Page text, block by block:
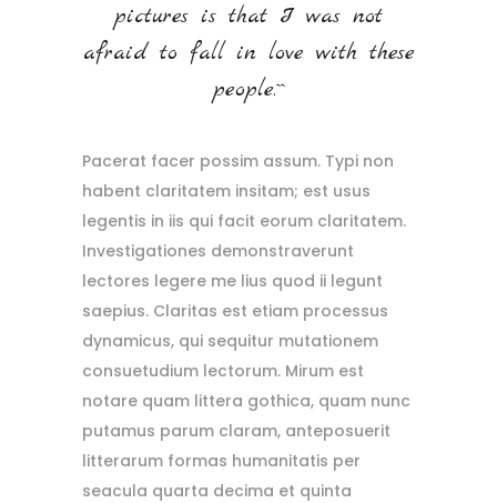
pictures is that I was not
afraid to fall in love with these
people.``
Pacerat facer possim assum. Typi non
habent claritatem insitam; est usus
legentis in iis qui facit eorum claritatem.
Investigationes demonstraverunt
lectores legere me lius quod ii legunt
saepius. Claritas est etiam processus
dynamicus, qui sequitur mutationem
consuetudium lectorum. Mirum est
notare quam littera gothica, quam nunc
putamus parum claram, anteposuerit
litterarum formas humanitatis per
seacula quarta decima et quinta